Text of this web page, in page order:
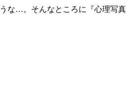
な…。そんなところに『心理写